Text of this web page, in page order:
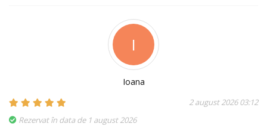
I
Ioana
2 august 2026 03:12
Rezervat în data de 1 august 2026